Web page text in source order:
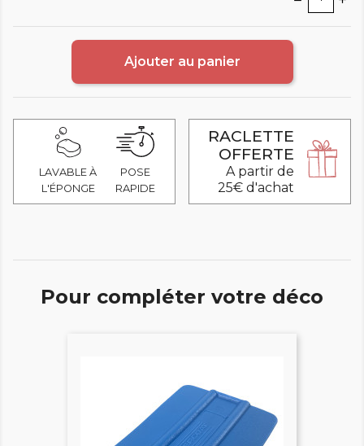
Ajouter au panier
LAVABLE À
L'ÉPONGE
POSE
RAPIDE
RACLETTE
OFFERTE
A partir de
25€ d'achat
Pour compléter votre déco